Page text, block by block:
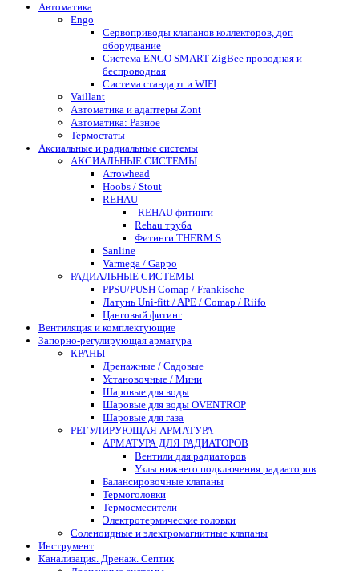
Автоматика
Engo
Сервоприводы клапанов коллекторов, доп
оборудвание
Система ENGO SMART ZigBee проводная и
беспроводная
Система стандарт и WIFI
Vaillant
Автоматика и адаптеры Zont
Автоматика: Разное
Термостаты
Аксиальные и радиальные системы
АКСИАЛЬНЫЕ СИСТЕМЫ
Arrowhead
Hoobs / Stout
REHAU
-REHAU фитинги
Rehau труба
Фитинги THERM S
Sanline
Varmega / Gappo
РАДИАЛЬНЫЕ СИСТЕМЫ
PPSU/PUSH Comap / Frankische
Латунь Uni-fitt / APE / Comap / Riifo
Цанговый фитинг
Вентиляция и комплектующие
Запорно-регулирующая арматура
КРАНЫ
Дренажные / Садовые
Установочные / Мини
Шаровые для воды
Шаровые для воды OVENTROP
Шаровые для газа
РЕГУЛИРУЮЩАЯ АРМАТУРА
АРМАТУРА ДЛЯ РАДИАТОРОВ
Вентили для радиаторов
Узлы нижнего подключения радиаторов
Балансировочные клапаны
Термоголовки
Термосмесители
Электротермические головки
Соленоидные и электромагнитные клапаны
Инструмент
Канализация. Дренаж. Септик